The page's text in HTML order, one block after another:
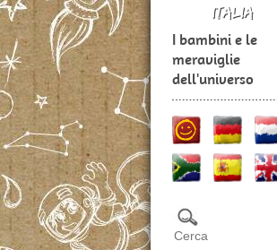
I bambini e le
meraviglie
dell'universo